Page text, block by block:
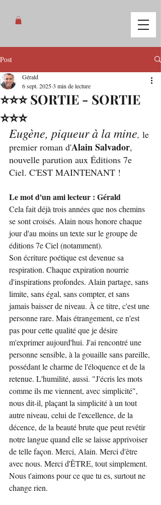
Post
⭐️⭐️⭐️ SORTIE - SORTIE
⭐️⭐️⭐️
Gérald
6 sept. 20253 min de lecture
Eugène, piqueur à la mine, le
premier roman d'Alain Salvador,
nouvelle parution aux Éditions 7e
Ciel. C'EST MAINTENANT !
Le mot d'un ami lecteur : Gérald
Cela fait déjà trois années que nos chemins
se sont croisés. Alain nous honore chaque
jour d'au moins un texte sur le groupe de
éditions 7e Ciel (notamment).
Son écriture poétique est devenue sa
respiration. Chaque expiration nourrie
d'inspirations profondes. Alain partage, sans
limite, sans égal, sans compter, et sans
jamais baisser de niveau. À ce titre, c'est une
personne rare. Mais étrangement, ce n'est
pas pour cette qualité que je désire
m'exprimer aujourd'hui. J'ai rencontré une
personne sensible, à la gouaille sans pareille,
possédant le charme de l'éloquence et de la
retenue. L'humilité, aussi. "J'écris les mots
comme ils me viennent, avec simplicité",
nous dit-il, plaçant la simplicité à un tout
autre niveau, celui de l'excellence, de la
décence, de la beauté brute que peut revêtir
notre langue quand elle se laisse apprivoiser
de telle façon. Merci, Alain. Merci d'être
avec nous. Merci d'ÊTRE, tout simplement.
Nous t'aimons pour ce que tu es, surtout ne
change rien.